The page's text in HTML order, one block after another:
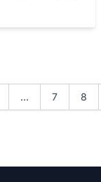
... 7 8